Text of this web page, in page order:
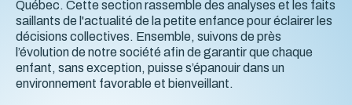
Publications
Québec. Cette section rassemble des analyses et les faits
saillants de l'actualité de la petite enfance pour éclairer les
décisions collectives. Ensemble, suivons de près
l’évolution de notre société afin de garantir que chaque
enfant, sans exception, puisse s’épanouir dans un
environnement favorable et bienveillant.